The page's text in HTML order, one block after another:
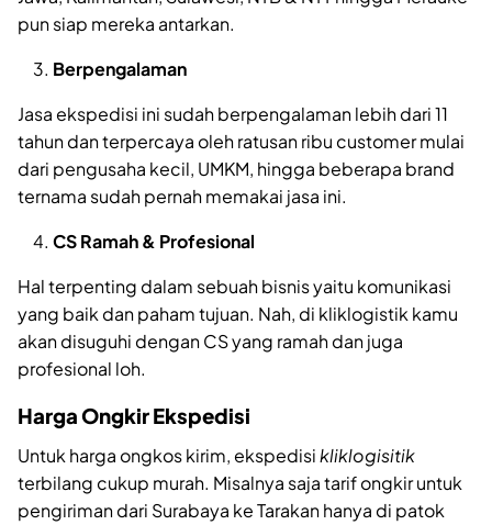
pun siap mereka antarkan.
Berpengalaman
Jasa ekspedisi ini sudah berpengalaman lebih dari 11
tahun dan terpercaya oleh ratusan ribu customer mulai
dari pengusaha kecil, UMKM, hingga beberapa brand
ternama sudah pernah memakai jasa ini.
CS Ramah & Profesional
Hal terpenting dalam sebuah bisnis yaitu komunikasi
yang baik dan paham tujuan. Nah, di kliklogistik kamu
akan disuguhi dengan CS yang ramah dan juga
profesional loh.
Harga Ongkir Ekspedisi
Untuk harga ongkos kirim, ekspedisikliklogisitik
terbilang cukup murah. Misalnya saja tarif ongkir untuk
pengiriman dari Surabaya ke Tarakan hanya di patok